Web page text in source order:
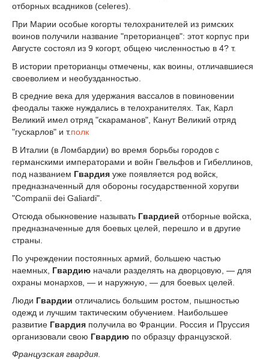
отборных всадников (celeres).
При Марии особые когорты телохранителей из римских
воинов получили название "преторианцев": этот корпус при
Августе состоял из 9 когорт, общею численностью в 4? т.
В истории преторианцы отмечены, как воины, отличавшиеся
своеволием и необузданностью.
В средние века для удержания вассалов в повиновении
феодалы также нуждались в телохранителях. Так, Карл
Великий имел отряд "скараманов", Канут Великий отряд
"гускарлов" и т.полк
В Италии (в Ломбардии) во время борьбы городов с
германскими императорами и войн Гвельфов и Гибеллинов,
под названием Гвардия уже появляется род войск,
предназначенный для обороны государственной хоругви
"Companii dei Galiardi".
Отсюда обыкновение называть Гвардией отборные войска,
предназначенные для боевых целей, перешло и в другие
страны.
По учреждении постоянных армий, большею частью
наемных, Гвардию начали разделять на дворцовую, — для
охраны монархов, — и наружную, — для боевых целей.
Люди Гвардии отличались большим ростом, пышностью
одежд и лучшим тактическим обучением. Наибольшее
развитие Гвардия получила во Франции. Россия и Пруссия
организовали свою Гвардию по образцу французской.
Французская гвардия.